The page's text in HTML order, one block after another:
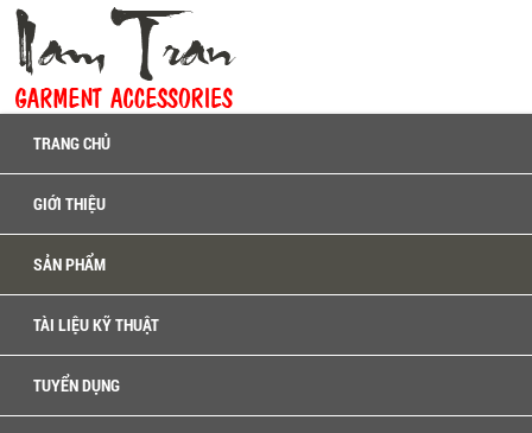
TRANG CHỦ
GIỚI THIỆU
SẢN PHẨM
TÀI LIỆU KỸ THUẬT
TUYỂN DỤNG